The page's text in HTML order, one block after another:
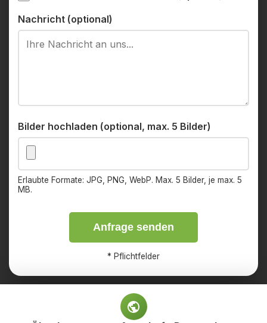
Nachricht (optional)
Bilder hochladen (optional, max. 5 Bilder)
Erlaubte Formate: JPG, PNG, WebP. Max. 5 Bilder, je max. 5
MB.
Anfrage senden
* Pflichtfelder